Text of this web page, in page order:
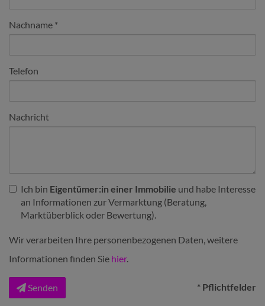
Nachname
Telefon
Nachricht
Ich bin Eigentümer:in einer Immobilie und habe Interesse
an Informationen zur Vermarktung (Beratung,
Marktüberblick oder Bewertung).
Wir verarbeiten Ihre personenbezogenen Daten, weitere
Informationen finden Sie hier.
Senden * Pflichtfelder